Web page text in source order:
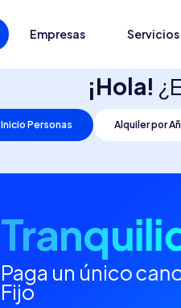
Empresas
¡Hola!
Inicio Personas Alquiler por
Paga un único
Fijo